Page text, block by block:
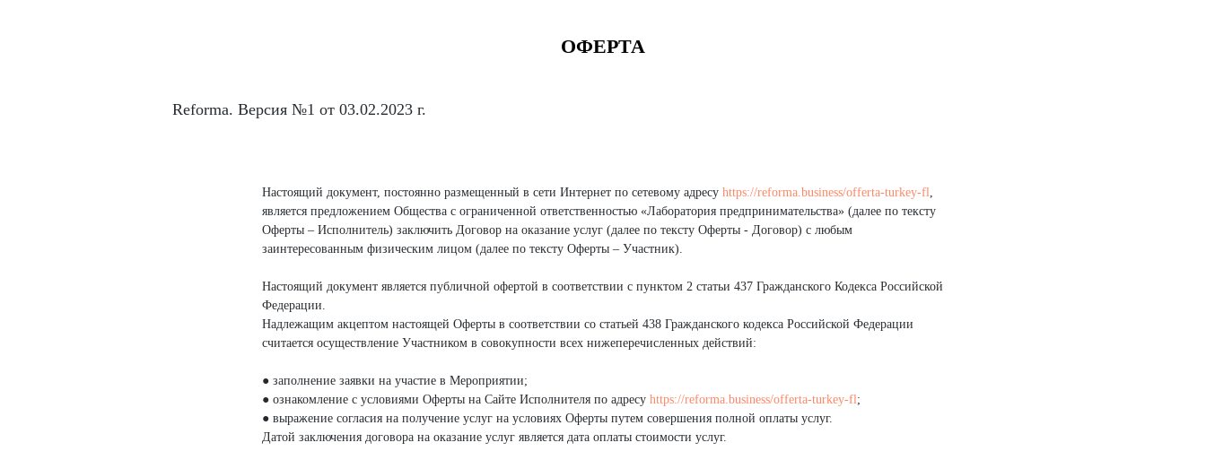
ОФЕРТА
Reforma. Версия №1 от 03.02.2023 г.
Настоящий документ, постоянно размещенный в сети Интернет по сетевому адресу https://reforma.business/offerta-turkey-fl,
является предложением Общества с ограниченной ответственностью «Лаборатория предпринимательства» (далее по тексту
Оферты – Исполнитель) заключить Договор на оказание услуг (далее по тексту Оферты - Договор) с любым
заинтересованным физическим лицом (далее по тексту Оферты – Участник).
Настоящий документ является публичной офертой в соответствии с пунктом 2 статьи 437 Гражданского Кодекса Российской
Федерации.
Надлежащим акцептом настоящей Оферты в соответствии со статьей 438 Гражданского кодекса Российской Федерации
считается осуществление Участником в совокупности всех нижеперечисленных действий:
● заполнение заявки на участие в Мероприятии;
● ознакомление с условиями Оферты на Сайте Исполнителя по адресу https://reforma.business/offerta-turkey-fl;
● выражение согласия на получение услуг на условиях Оферты путем совершения полной оплаты услуг.
Датой заключения договора на оказание услуг является дата оплаты стоимости услуг.